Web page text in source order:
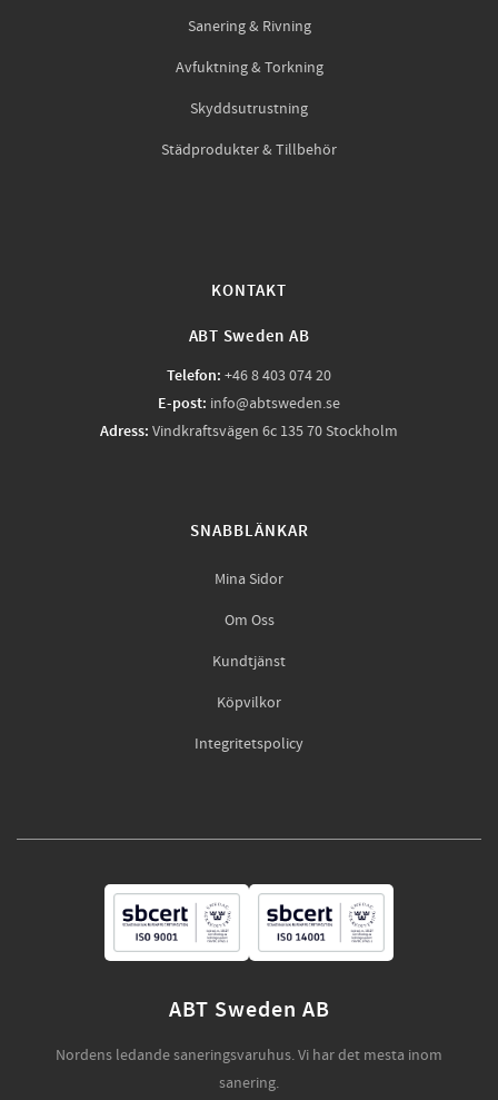
Sanering & Rivning
Avfuktning & Torkning
Skyddsutrustning
Städprodukter & Tillbehör
KONTAKT
ABT Sweden AB
Telefon: +46 8 403 074 20
E-post: info@abtsweden.se
Adress: Vindkraftsvägen 6c 135 70 Stockholm
SNABBLÄNKAR
Mina Sidor
Om Oss
Kundtjänst
Köpvilkor
Integritetspolicy
ABT Sweden AB
Nordens ledande saneringsvaruhus. Vi har det mesta inom
sanering.